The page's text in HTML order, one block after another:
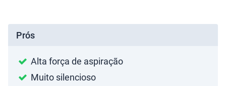
Prós
Alta força de aspiração
Muito silencioso